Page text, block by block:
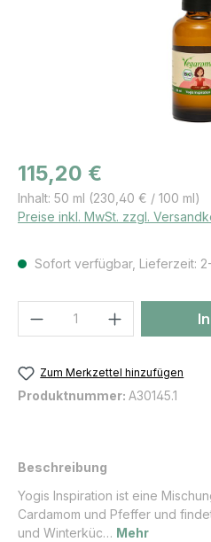
Regulärer Preis:
115,20 €
Inhalt: 50 ml (230,40 € / 100 ml)
Preise inkl. MwSt. zzgl.
Sofort verfügbar, Lieferzeit:
Produkt Anzahl:
Zum Merkzettel hinzufügen
Produktnummer: A30145.1
Beschreibung
Yogis Inspiration ist eine
Cardamom und Pfeffer und
und Winterküc… Mehr